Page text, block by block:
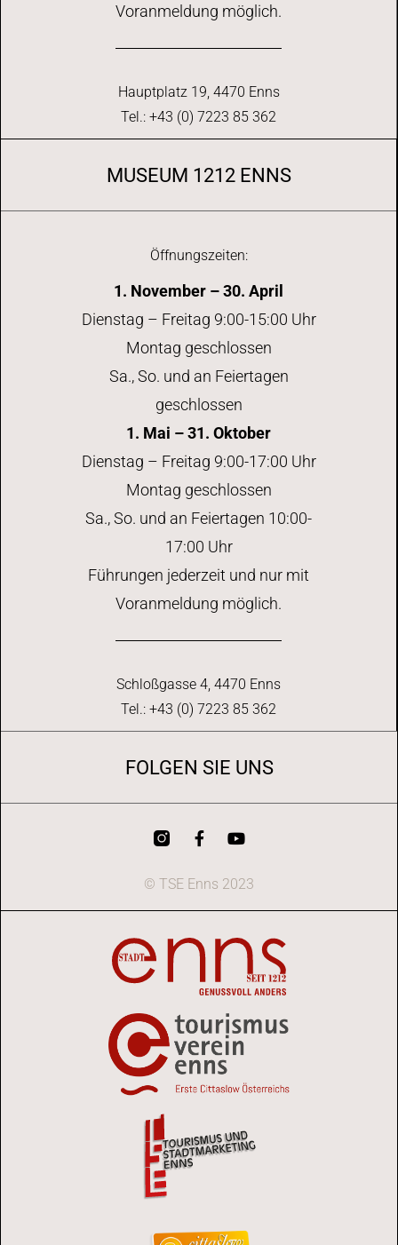
Voranmeldung möglich.
Hauptplatz 19, 4470 Enns
Tel.: +43 (0) 7223 85 362
MUSEUM 1212 ENNS
Öffnungszeiten:
1. November – 30. April
Dienstag – Freitag 9:00-15:00 Uhr
Montag geschlossen
Sa., So. und an Feiertagen
geschlossen
1. Mai – 31. Oktober
Dienstag – Freitag 9:00-17:00 Uhr
Montag geschlossen
Sa., So. und an Feiertagen 10:00-
17:00 Uhr
Führungen jederzeit und nur mit
Voranmeldung möglich.
Schloßgasse 4, 4470 Enns
Tel.: +43 (0) 7223 85 362
FOLGEN SIE UNS
© TSE Enns 2023